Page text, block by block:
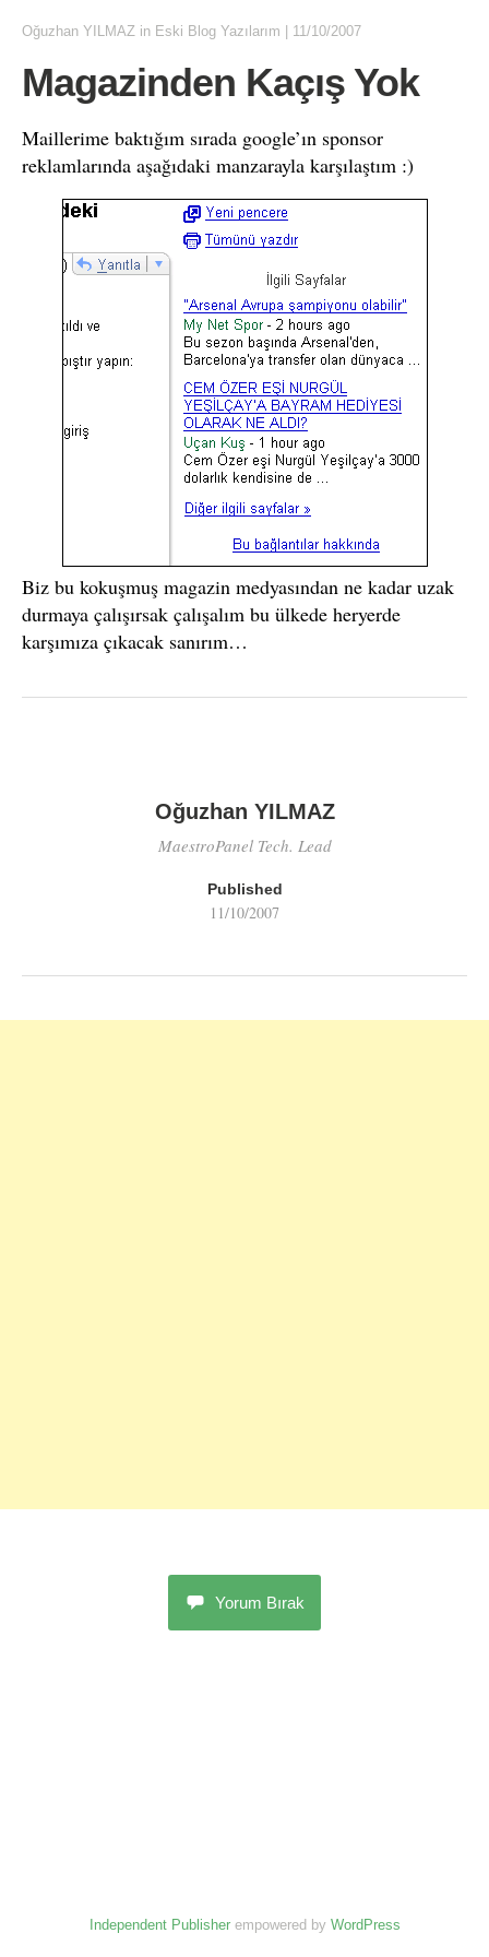
Oğuzhan YILMAZ in Eski Blog Yazılarım 11/10/2007
Magazinden Kaçış Yok
Maillerime baktığım sırada google’ın sponsor
reklamlarında aşağıdaki manzarayla karşılaştım :)
Biz bu kokuşmuş magazin medyasından ne kadar uzak
durmaya çalışırsak çalışalım bu ülkede heryerde
karşımıza çıkacak sanırım…
Oğuzhan YILMAZ
MaestroPanel Tech. Lead
Published
11/10/2007
Yorum Bırak
Independent Publisherempowered by WordPress